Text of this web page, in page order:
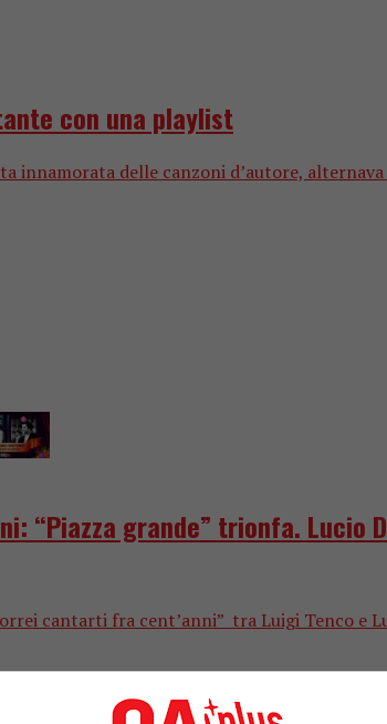
con una playlist
innamorata delle canzoni d’autore,
“Piazza grande” trionfa. Lucio
cantarti fra cent’anni” tra Luigi Tenco e